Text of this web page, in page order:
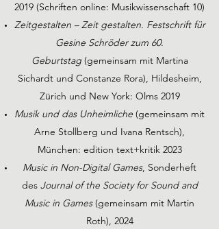
2019 (Schriften online: Musikwissenschaft 10)
Zeitgestalten – Zeit gestalten. Festschrift für
Gesine Schröder zum 60.
Geburtstag(gemeinsam mit Martina
Sichardt und Constanze Rora), Hildesheim,
Zürich und New York: Olms 2019
Musik und das Unheimliche (gemeinsam mit
Arne Stollberg und Ivana Rentsch),
München: edition text+kritik 2023
Music in Non-Digital Games, Sonderheft
des Journal of the Society for Sound and
Music in Games(gemeinsam mit Martin
Roth), 2024